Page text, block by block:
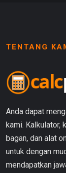
TENTANG
Anda dapat
kami. Kalkulator,
bagan, dan alat
untuk dengan
mendapatkan